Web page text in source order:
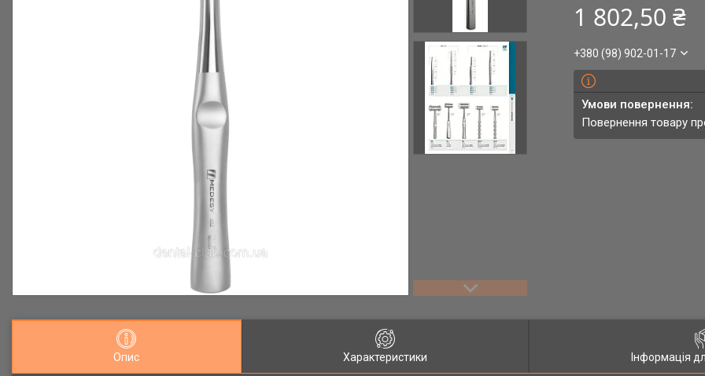
1 802,50 ₴
+380 (98) 902-01-17
повернення товару
Опис Характеристики Інформація